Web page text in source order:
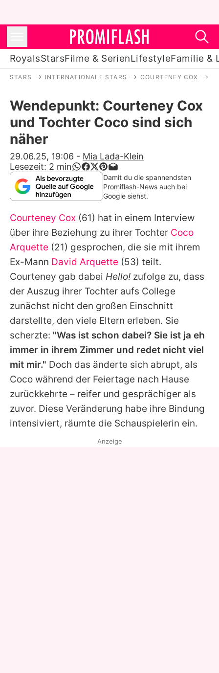
RoyalsStarsFilme & SerienLifestyleFamilie &
Stars
Filme & Serien
Lifestyle
Familie & Liebe
Promiflash Exklusiv
Alle Themen auf Promiflash
Jobs
App runterladen
Team
Redaktionelle Richtlinien
Impressum
Datenschutzerklärung
Utiq verwalten
STARS INTERNATIONALE STARS COURTENEY COX
Wendepunkt: Courteney Cox
und Tochter Coco sind sich
näher
29.06.25, 19:06 - Mia Lada-Klein
Lesezeit: 2 min
Damit du die spannendsten
Promiflash-News auch bei
Google siehst.
Courteney Cox (61) hat in einem Interview
über ihre Beziehung zu ihrer Tochter Coco
Arquette (21) gesprochen, die sie mit ihrem
Ex-Mann David Arquette (53) teilt.
Courteney gab dabei Hello! zufolge zu, dass
der Auszug ihrer Tochter aufs College
zunächst nicht den großen Einschnitt
darstellte, den viele Eltern erleben. Sie
scherzte: "Was ist schon dabei? Sie ist ja eh
immer in ihrem Zimmer und redet nicht viel
mit mir." Doch das änderte sich abrupt, als
Coco während der Feiertage nach Hause
zurückkehrte – reifer und gesprächiger als
zuvor. Diese Veränderung habe ihre Bindung
intensiviert, räumte die Schauspielerin ein.
Anzeige